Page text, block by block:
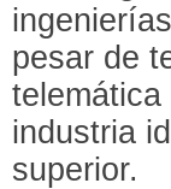
pesar de
industria
superior.